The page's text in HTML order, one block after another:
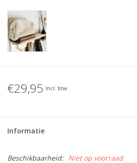
€29,95 Incl. btw
Informatie
Beschikbaarheid: Niet op voorraad